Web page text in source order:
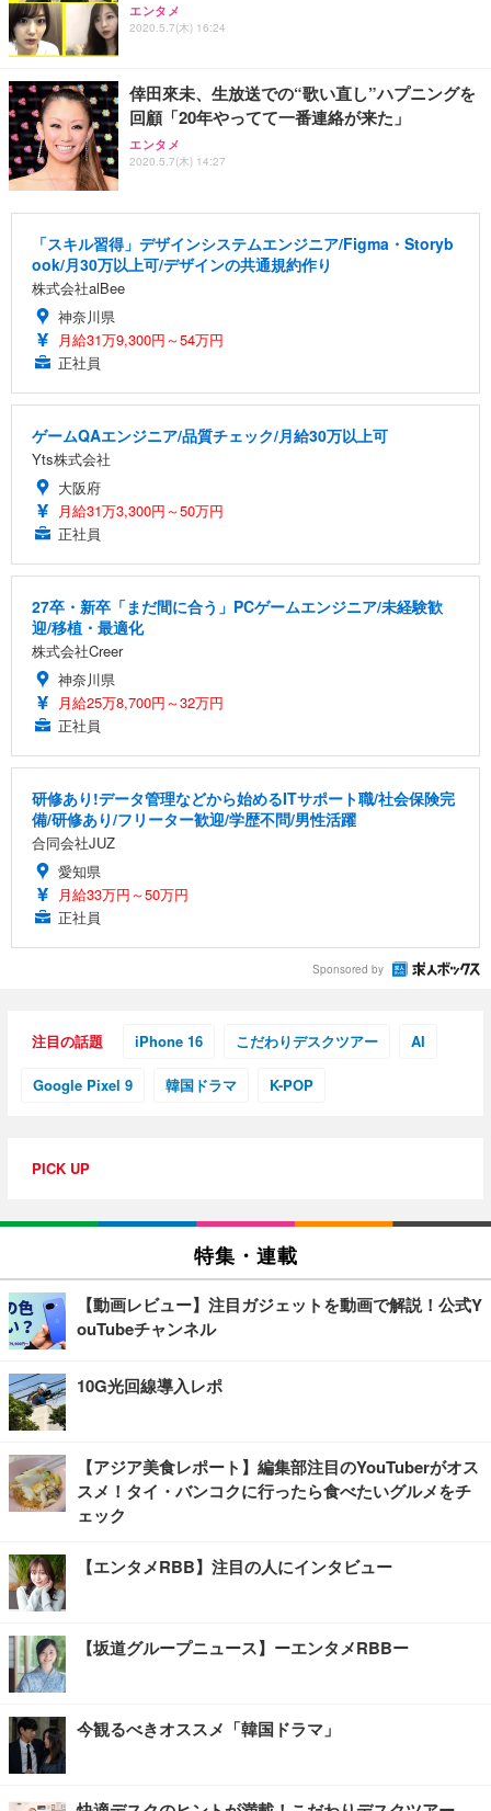
エンタメ
2020.5.7(木) 16:24
倖田來未、生放送での“歌い直し”ハプニングを
回顧「20年やってて一番連絡が来た」
エンタメ
2020.5.7(木) 14:27
「スキル習得」デザインシステムエンジニア/Figma・Storyb
ook/月30万以上可/デザインの共通規約作り
株式会社alBee
神奈川県
月給31万9,300円～54万円
正社員
ゲームQAエンジニア/品質チェック/月給30万以上可
Yts株式会社
大阪府
月給31万3,300円～50万円
正社員
27卒・新卒「まだ間に合う」PCゲームエンジニア/未経験歓
迎/移植・最適化
株式会社Creer
神奈川県
月給25万8,700円～32万円
正社員
研修あり!データ管理などから始めるITサポート職/社会保険完
備/研修あり/フリーター歓迎/学歴不問/男性活躍
合同会社JUZ
愛知県
月給33万円～50万円
正社員
Sponsored by
注目の話題 iPhone 16 こだわりデスクツアー AI
Google Pixel 9 韓国ドラマ K-POP
PICK UP
特集・連載
【動画レビュー】注目ガジェットを動画で解説！公式Y
ouTubeチャンネル
10G光回線導入レポ
【アジア美食レポート】編集部注目のYouTuberがオス
スメ！タイ・バンコクに行ったら食べたいグルメをチ
ェック
【エンタメRBB】注目の人にインタビュー
【坂道グループニュース】ーエンタメRBBー
今観るべきオススメ「韓国ドラマ」